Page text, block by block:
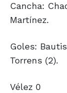
Cancha:
Martínez.
Goles:
Torrens (2).
Vélez 0